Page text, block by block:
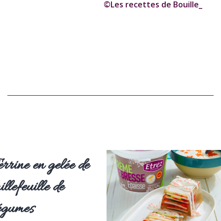
©Les recettes de Bouille_
en gelée de
de